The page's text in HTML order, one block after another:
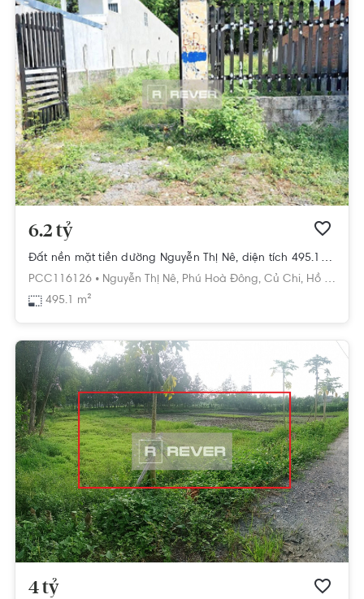
6.2 tỷ
Đất nền mặt tiền dường Nguyễn Thị Nê, diện tích 495.1m2.
PCC116126 • Nguyễn Thị Nê, Phú Hoà Đông, Củ Chi, Hồ Chí Minh
495.1 m²
4 tỷ